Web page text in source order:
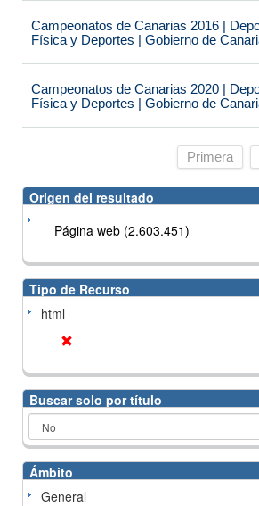
Campeonatos de Canarias 2016 |
Física y Deportes | Gobierno de
Campeonatos de Canarias 2020 |
Física y Deportes | Gobierno de
Primera
Origen del resultado
Página web (2.603.451)
Tipo de Recurso
html
Buscar solo por título
Ámbito
General